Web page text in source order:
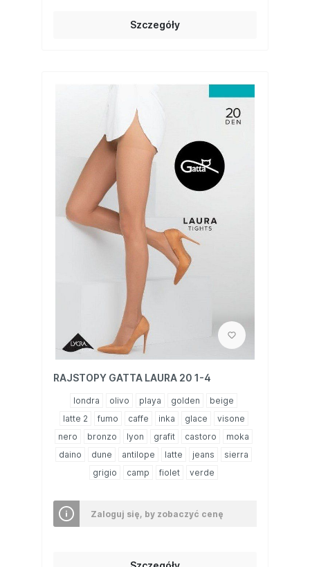
Szczegóły
RAJSTOPY GATTA LAURA 20 1-4
londra olivo playa golden
beige
latte 2
fumo caffe inka glace
visone
nero
bronzo lyon grafit castoro
moka
daino
dune antilope latte jeans
sierra
grigio
camp fiolet verde
Zaloguj się, by zobaczyć cenę